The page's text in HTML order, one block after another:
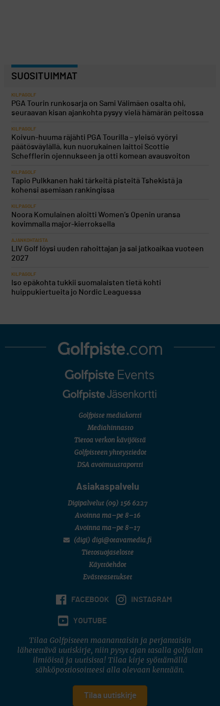
SUOSITUIMMAT
KILPAGOLF
PGA Tourin runkosarja on Sami Välimäen osalta ohi,
seuraavan kisan ajankohta pysyy vielä hämärän peitossa
KILPAGOLF
Koivun-huuma räjähti PGA Tourilla – yleisö vyöryi
päätösväylällä, kun nuorukainen laittoi Scottie
Schefflerin ojennukseen ja otti komean avausvoiton
KILPAGOLF
Tapio Pulkkanen haki tärkeitä pisteitä Tshekistä ja
kohensi asemiaan rankingissa
KILPAGOLF
Noora Komulainen aloitti Women’s Openin uransa
kovimmalla major-kierroksella
AJANKOHTAISTA
LIV Golf löysi uuden rahoittajan ja sai jatkoaikaa vuoteen
2027
KILPAGOLF
Iso epäkohta tukkii suomalaisten tietä kohti
huippukiertueita jo Nordic Leaguessa
Golfpiste mediakortti
Mediahinnasto
Tietoa verkon kävijöistä
Golfpisteen yhteystiedot
DSA avoimuusraportti
Asiakaspalvelu
Digipalvelut (09) 156 6227
Avoinna ma–pe 8–16
Avoinna ma–pe 8–17
(digi) digi@otavamedia.fi
Tietosuojaseloste
Käyttöehdot
Evästeasetukset
FACEBOOK INSTAGRAM
YOUTUBE
Tilaa Golfpisteen maanantaisin ja perjantaisin
lähetettävä uutiskirje, niin pysyt ajan tasalla golfalan
ilmiöistä ja uutisista! Tilaa kirje syöttämällä
sähköpostiosoitteesi alla olevaan kenttään.
Tilaa uutiskirje